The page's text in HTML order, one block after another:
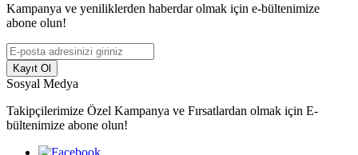
Kampanya ve yeniliklerden haberdar olmak için e-bültenimize
abone olun!
Kayıt Ol
Sosyal Medya
Takipçilerimize Özel Kampanya ve Fırsatlardan olmak için E-
bültenimize abone olun!